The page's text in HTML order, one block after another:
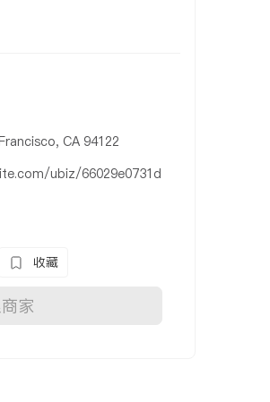
CA 94122
ubiz/66029e0731d
收藏
家